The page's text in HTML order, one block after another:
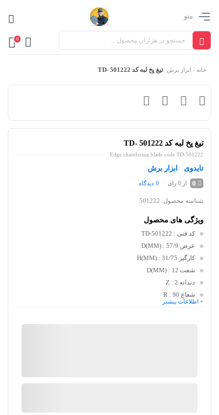
منو
0
خانه / ابزار برش /تیغ پخ لبه کد TD- 501222
تیغ پخ لبه کد TD- 501222
Edge chamfering blade code TD-501222
تایدوی /
ابزار برش
0
از 0 رای 0 دیدگاه
شناسه محصول: 501222
ویژگی های محصول
کد فنی : TD-501222
عرض D(MM) : 57/9
کارگیر H(MM) : 31/75
شفت D(MM) : 12
دندانه Z : 2
شعاع R : 90
+ اطلاعات بیشتر